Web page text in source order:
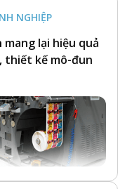
NGHIỆP
lại hiệu quả
thiết kế mô-đun